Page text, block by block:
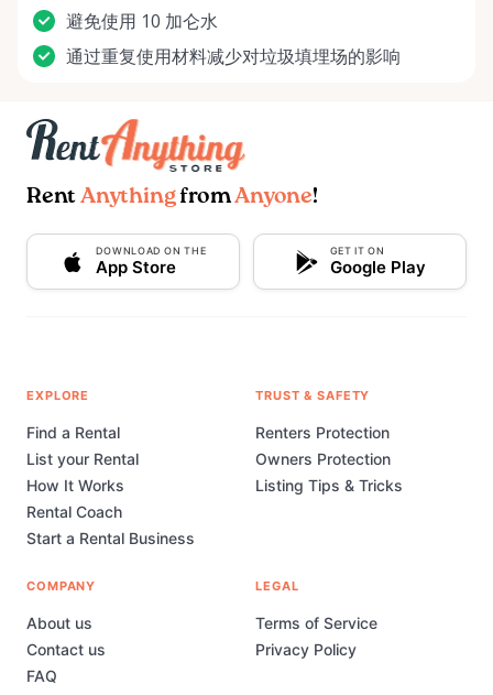
避免使用 10 加仑水
通过重复使用材料减少对垃圾填埋场的影响
Rent AnythingfromAnyone!
DOWNLOAD ON THE
App Store
GET IT ON
Google Play
EXPLORE
Find a Rental
List your Rental
How It Works
Rental Coach
Start a Rental Business
TRUST & SAFETY
Renters Protection
Owners Protection
Listing Tips & Tricks
COMPANY
About us
Contact us
FAQ
LEGAL
Terms of Service
Privacy Policy